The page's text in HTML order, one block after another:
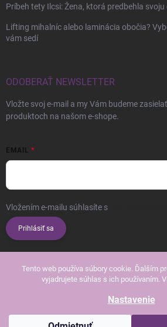
Tento web používa súbory cookie. Ďalším
vyjadrujete súhlas s ich používaním.
Nastavenie
Príbeh tety Ilcsi: Žena, ktorá predbehla svoju
Lifting mihalníc alebo laminácia obočia?
vám sedí
ODOBERAŤ NEWSLETTER
Vložte svoj e-mail a my Vám budeme
produktoch na našom e-shope.
EMAIL
Vložením e-mailu súhlasíte s
Prihlásiť sa
cookies